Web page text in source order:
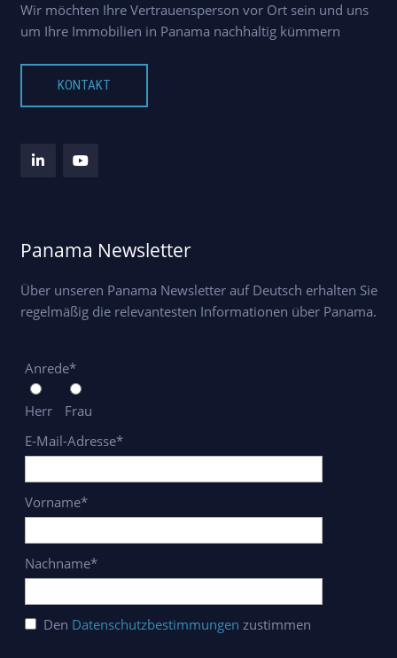
Wir möchten Ihre Vertrauensperson vor Ort sein und uns
um Ihre Immobilien in Panama nachhaltig kümmern
KONTAKT
Panama Newsletter
Über unseren Panama Newsletter auf Deutsch erhalten Sie
regelmäßig die relevantesten Informationen über Panama.
Anrede*
Herr
Frau
E-Mail-Adresse*
Vorname*
Nachname*
Den Datenschutzbestimmungen zustimmen